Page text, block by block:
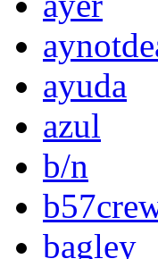
ayuda
azul
b/n
bagley